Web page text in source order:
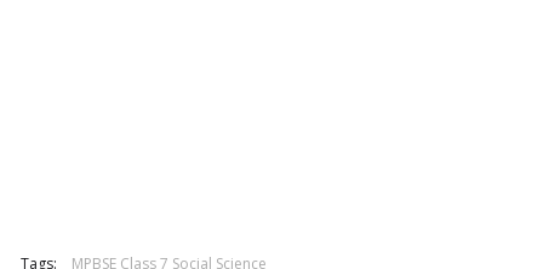
Tags: MPBSE Class 7 Social Science